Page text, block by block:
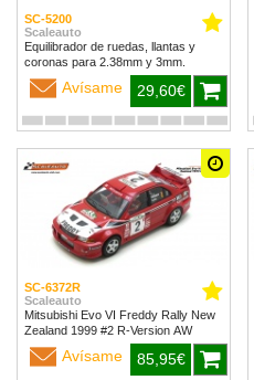
SC-5200
Scaleauto
Equilibrador de ruedas, llantas y
coronas para 2.38mm y 3mm.
Avísame 29,60€
SC-6372R
Scaleauto
Mitsubishi Evo VI Freddy Rally New
Zealand 1999 #2 R-Version AW
Avísame 85,95€